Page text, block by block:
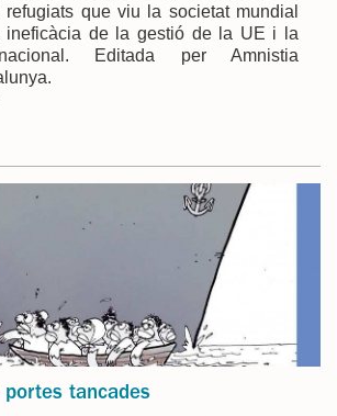
que viu la societat mundial
ineficàcia de la gestió de la UE i la
Editada per Amnistia
portes tancades